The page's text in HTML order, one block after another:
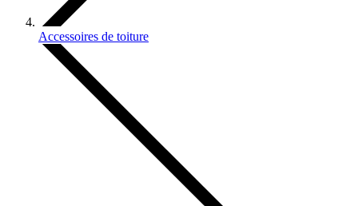
Accessoires de toiture